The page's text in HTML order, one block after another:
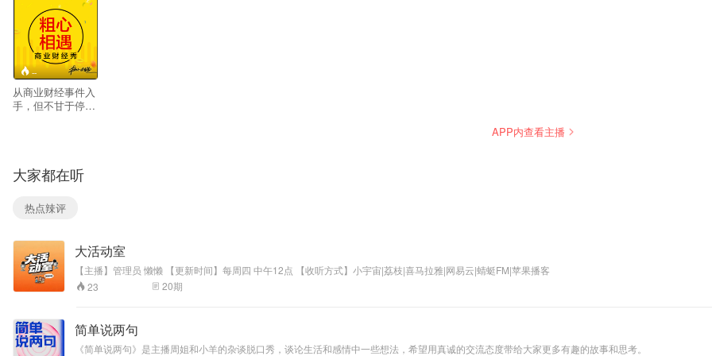
--
从商业财经事件入
手，但不甘于停留
尽一切所能，提供
最优质的内容，供
养听众的耳朵。跟
听众一起，每一
点。 脱口秀主要涉
及三个方向的内
容： 方向一：探秘
科技 走访各大科技
公司的办公场所，
常运营的大事小
情。了解他们创业
时的酸甜苦辣，也
APP内查看主播
大家都在听
热点辣评
大活动室
【主播】管理员 懒懒 【更新时间】每周四 中午12点 【收听方式】小宇宙|荔枝|喜马拉雅|网易云|蜻蜓FM|苹果播客
23
20期
简单说两句
《简单说两句》是主播周姐和小羊的杂谈脱口秀，谈论生活和感情中一些想法，希望用真诚的交流态度带给大家更多有趣的故事和思考。